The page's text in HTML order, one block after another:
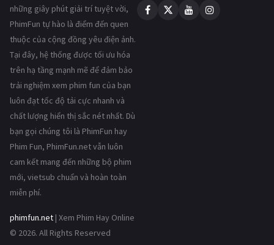
những giây phút giải trí tuyệt vời,
PhimFun tự hào là điểm đến quen
thuộc của cộng đồng yêu điện ảnh.
Tại đây, hệ thống được tối ưu hóa
trên hạ tầng mạnh mẽ để đảm bảo
trải nghiệm xem phim fun của bạn
luôn đạt tốc độ tải cực nhanh và
chất lượng hiển thị sắc nét nhất. Dù
bạn gọi chúng tôi là PhimFun hay
Phim Fun, PhimFun.net vẫn luôn
cam kết mang đến những bộ phim
mới, vietsub chuẩn và hoàn toàn
miễn phí.
phimfun.net | Xem Phim Hay Online
© 2026. All Rights Reserved